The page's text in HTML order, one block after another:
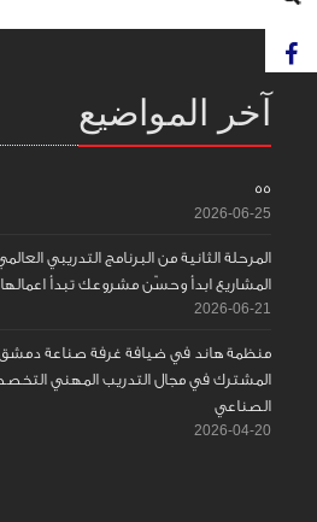
آخر المواضيع
55
2026-06-25
المرحلة الثانية من البرنامج التدريبي
المشاريع ابدأ وحسّن مشروعك تبدأ
2026-06-21
منظمة هاند في ضيافة غرفة صناعة دمشق
المشترك في مجال التدريب المهني
الصناعي
2026-04-20